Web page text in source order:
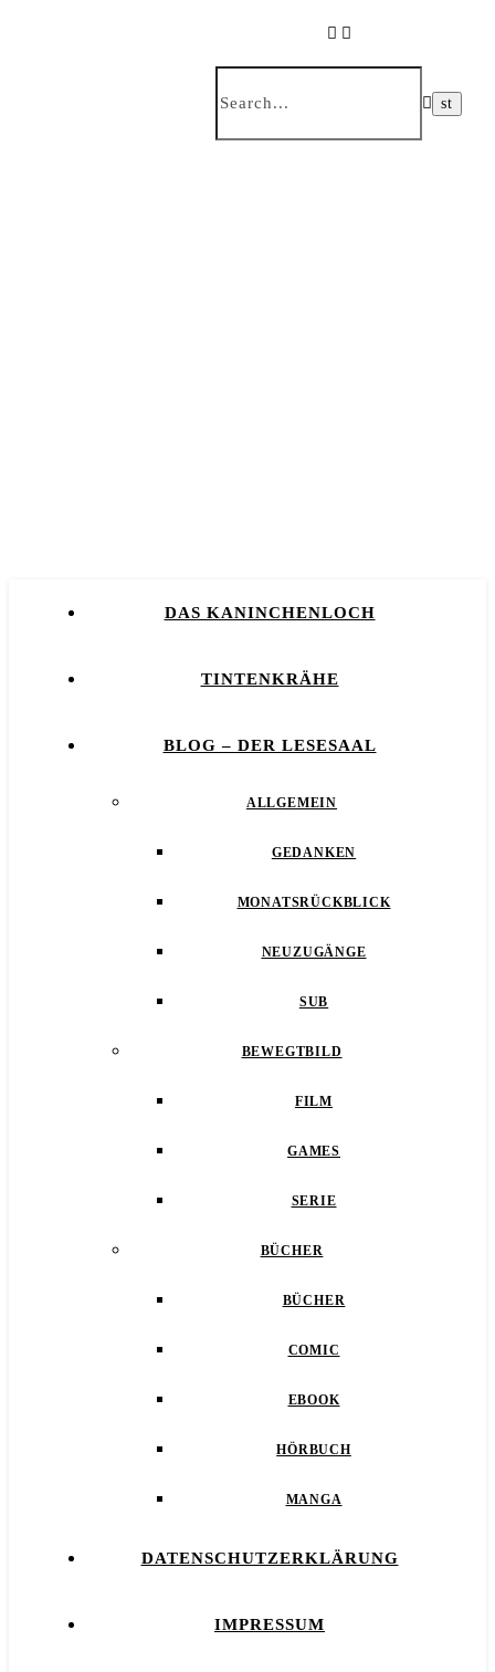
DAS KANINCHENLOCH
TINTENKRÄHE
BLOG – DER LESESAAL
ALLGEMEIN
GEDANKEN
MONATSRÜCKBLICK
NEUZUGÄNGE
SUB
BEWEGTBILD
FILM
GAMES
SERIE
BÜCHER
BÜCHER
COMIC
EBOOK
HÖRBUCH
MANGA
DATENSCHUTZERKLÄRUNG
IMPRESSUM